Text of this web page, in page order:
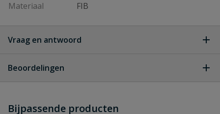
Materiaal FIB
Vraag en antwoord
dit product?
Beoordelingen
Schrijf zelf een beoordeling
Bijpassende producten